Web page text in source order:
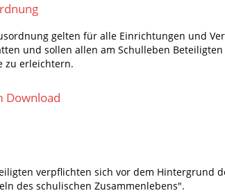
gelten für alle Einrichtungen und
und sollen allen am Schulleben
zu erleichtern.
Download
verpflichten sich vor dem Hintergrund
des schulischen Zusammenlebens".